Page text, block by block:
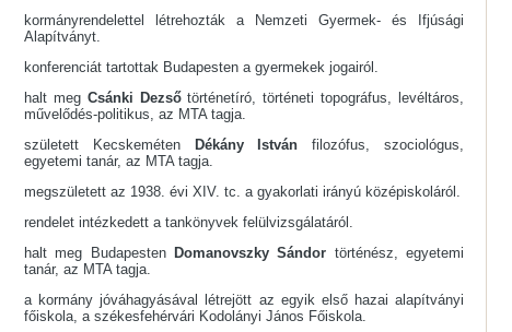
kormányrendelettel létrehozták a Nemzeti Gyermek- és Ifjúsági
Alapítványt.
konferenciát tartottak Budapesten a gyermekek jogairól.
halt meg Csánki Dezsőtörténetíró, történeti topográfus, levéltáros,
művelődés-politikus, az MTA tagja.
született Kecskeméten Dékány Istvánfilozófus, szociológus,
egyetemi tanár, az MTA tagja.
megszületett az 1938. évi XIV. tc. a gyakorlati irányú középiskoláról.
rendelet intézkedett a tankönyvek felülvizsgálatáról.
halt meg Budapesten Domanovszky Sándor történész, egyetemi
tanár, az MTA tagja.
a kormány jóváhagyásával létrejött az egyik első hazai alapítványi
főiskola, a székesfehérvári Kodolányi János Főiskola.